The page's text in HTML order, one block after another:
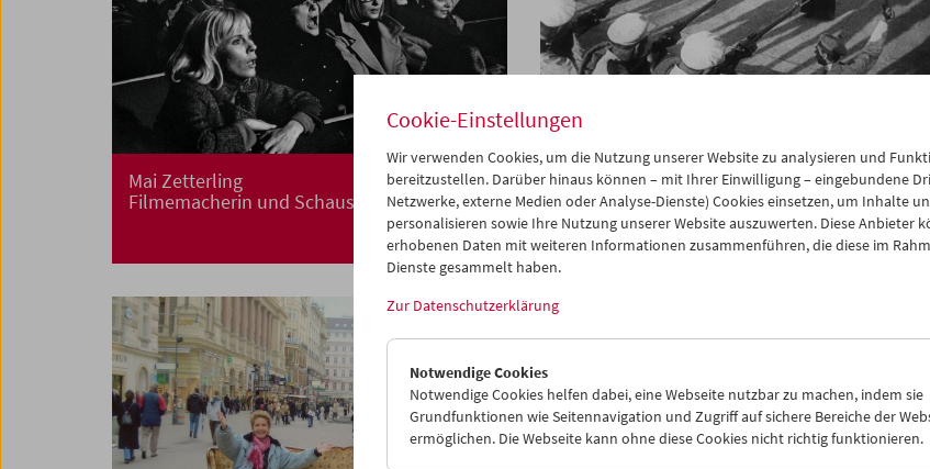
Mai Zetterling
Filmemacherin und Schauspielerin
Collection on Screen:
Sergei Eisenstein – 100 Jahre "Potemkin"
Cookie-Einstellungen
Wir verwenden Cookies, um die Nutzung unserer Website zu analysieren und
bereitzustellen. Darüber hinaus können – mit Ihrer Einwilligung – eingebundene
Netzwerke, externe Medien oder Analyse-Dienste) Cookies einsetzen, um Inhalte
personalisieren sowie Ihre Nutzung unserer Website auszuwerten. Diese Anbieter
erhobenen Daten mit weiteren Informationen zusammenführen, die diese im
Dienste gesammelt haben.
Zur Datenschutzerklärung
Notwendige Cookies
Notwendige Cookies helfen dabei, eine Webseite nutzbar zu machen, indem sie
Grundfunktionen wie Seitennavigation und Zugriff auf sichere Bereiche der
ermöglichen. Die Webseite kann ohne diese Cookies nicht richtig funktionieren.